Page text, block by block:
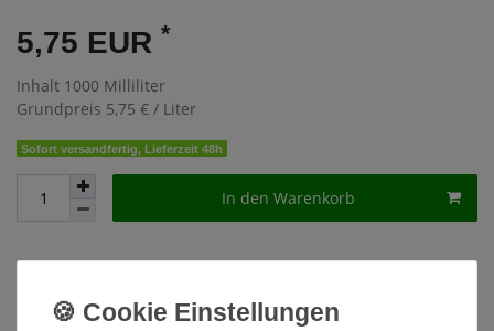
5,75 EUR *
Inhalt 1000 Milliliter
Grundpreis 5,75 € / Liter
Sofort versandfertig, Lieferzeit 48h
In den Warenkorb
* inkl. ges. MwSt. zzgl.Versandkosten